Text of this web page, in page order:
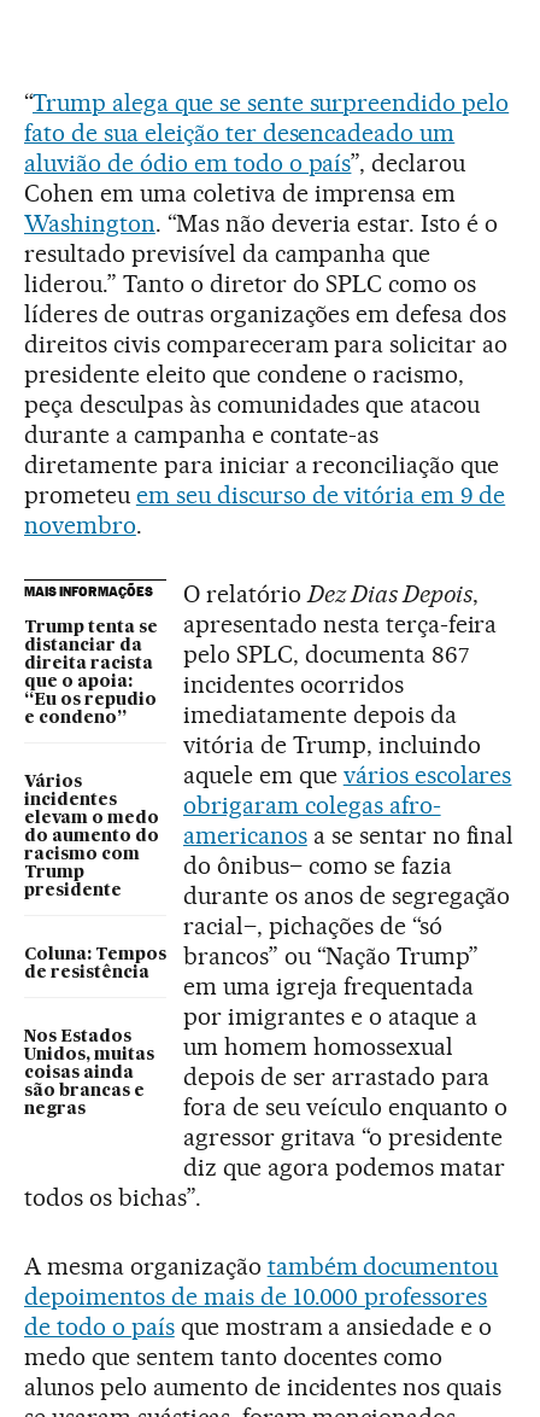
“Trump alega que se sente surpreendido pelo
fato de sua eleição ter desencadeado um
aluvião de ódio em todo o país”, declarou
Cohen em uma coletiva de imprensa em
Washington. “Mas não deveria estar. Isto é o
resultado previsível da campanha que
liderou.” Tanto o diretor do SPLC como os
líderes de outras organizações em defesa dos
direitos civis compareceram para solicitar ao
presidente eleito que condene o racismo,
peça desculpas às comunidades que atacou
durante a campanha e contate-as
diretamente para iniciar a reconciliação que
prometeu em seu discurso de vitória em 9 de
novembro.
MAIS INFORMAÇÕES
Trump tenta se
distanciar da
direita racista
que o apoia:
“Eu os repudio
e condeno”
Vários
incidentes
elevam o medo
do aumento do
racismo com
Trump
presidente
Coluna: Tempos
de resistência
Nos Estados
Unidos, muitas
coisas ainda
são brancas e
negras
O relatório Dez Dias Depois,
apresentado nesta terça-feira
pelo SPLC, documenta 867
incidentes ocorridos
imediatamente depois da
vitória de Trump, incluindo
aquele em que vários escolares
obrigaram colegas afro-
americanosa se sentar no final
do ônibus– como se fazia
durante os anos de segregação
racial–, pichações de “só
brancos” ou “Nação Trump”
em uma igreja frequentada
por imigrantes e o ataque a
um homem homossexual
depois de ser arrastado para
fora de seu veículo enquanto o
agressor gritava “o presidente
diz que agora podemos matar
todos os bichas”.
A mesma organização também documentou
depoimentos de mais de 10.000 professores
de todo o paísque mostram a ansiedade e o
medo que sentem tanto docentes como
alunos pelo aumento de incidentes nos quais